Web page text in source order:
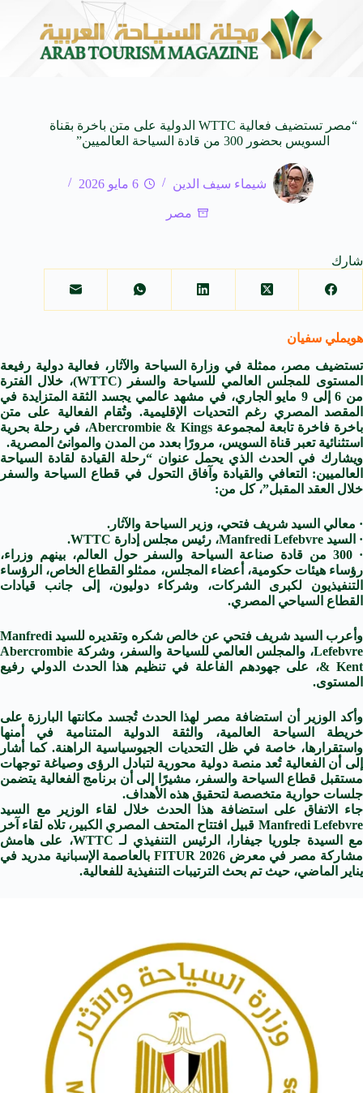
7 أغسطس 2026 مهرجان صيف بريدة يستقطب أكثر من 4 آلاف زائر يوميا ويوفر 500 فرصة
“مصر تستضيف فعالية WTTC الدولية على متن باخرة بقناة
السويس بحضور 300 من قادة السياحة العالميين”
شيماء سيف الدين 6 مايو 2026
مصر
شارك
هويملي سفيان
تستضيف مصر، ممثلة في وزارة السياحة والآثار، فعالية دولية رفيعة
المستوى للمجلس العالمي للسياحة والسفر (WTTC)، خلال الفترة
من 6 إلى 9 مايو الجاري، في مشهد عالمي يجسد الثقة المتزايدة في
المقصد المصري رغم التحديات الإقليمية. وتُقام الفعالية على متن
باخرة فاخرة تابعة لمجموعة Abercrombie & Kings، في رحلة بحرية
استثنائية تعبر قناة السويس، مرورًا بعدد من المدن والموانئ المصرية.
ويشارك في الحدث الذي يحمل عنوان “رحلة القيادة لقادة السياحة
العالميين: التعافي والقيادة وآفاق التحول في قطاع السياحة والسفر
خلال العقد المقبل”، كل من:
· معالي السيد شريف فتحي، وزير السياحة والآثار.
· السيد Manfredi Lefebvre، رئيس مجلس إدارة WTTC.
· 300 من قادة صناعة السياحة والسفر حول العالم، بينهم وزراء،
رؤساء هيئات حكومية، أعضاء المجلس، ممثلو القطاع الخاص، الرؤساء
التنفيذيون لكبرى الشركات، وشركاء دوليون، إلى جانب قيادات
القطاع السياحي المصري.
وأعرب السيد شريف فتحي عن خالص شكره وتقديره للسيد Manfredi
Lefebvre، والمجلس العالمي للسياحة والسفر، وشركة Abercrombie
& Kent، على جهودهم الفاعلة في تنظيم هذا الحدث الدولي رفيع
المستوى.
وأكد الوزير أن استضافة مصر لهذا الحدث تُجسد مكانتها البارزة على
خريطة السياحة العالمية، والثقة الدولية المتنامية في أمنها
واستقرارها، خاصة في ظل التحديات الجيوسياسية الراهنة. كما أشار
إلى أن الفعالية تُعد منصة دولية محورية لتبادل الرؤى وصياغة توجهات
مستقبل قطاع السياحة والسفر، مشيرًا إلى أن برنامج الفعالية يتضمن
جلسات حوارية متخصصة لتحقيق هذه الأهداف.
جاء الاتفاق على استضافة هذا الحدث خلال لقاء الوزير مع السيد
Manfredi Lefebvre قبيل افتتاح المتحف المصري الكبير، تلاه لقاء آخر
مع السيدة جلوريا جيفارا، الرئيس التنفيذي لـ WTTC، على هامش
مشاركة مصر في معرض FITUR 2026 بالعاصمة الإسبانية مدريد في
يناير الماضي، حيث تم بحث الترتيبات التنفيذية للفعالية.